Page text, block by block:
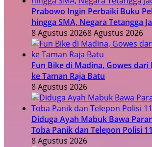
Prabowo Ingin Perbaiki Buku
hingga SMA, Negara Tetangga
8 Agustus 20268 Agustus 2026
Fun Bike di Madina, Gowes dari
ke Taman Raja Batu
8 Agustus 2026
Diduga Ayah Mabuk Bawa
Toba Panik dan Telepon Polisi
8 Agustus 2026